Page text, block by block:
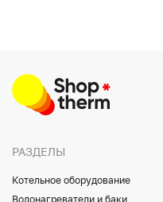
РАЗДЕЛЫ
Котельное оборудование
Водонагреватели и баки